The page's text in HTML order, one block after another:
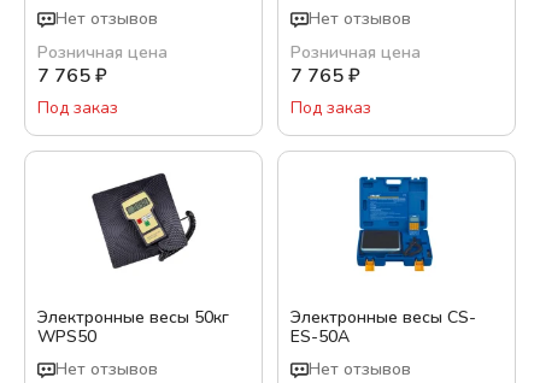
Нет отзывов
Розничная цена
7 765₽
Под заказ
Нет отзывов
Розничная цена
7 765₽
Под заказ
Электронные весы 50кг
WPS50
Нет отзывов
Электронные весы CS-
ES-50A
Нет отзывов